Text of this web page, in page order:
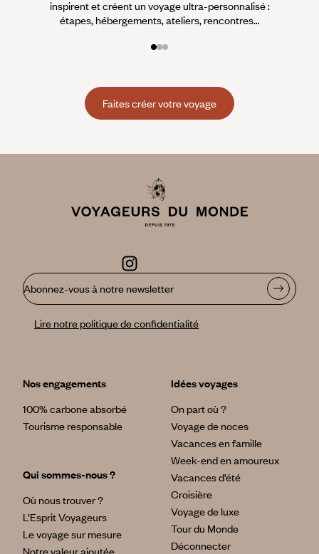
inspirent et créent un voyage ultra-personnalisé :
étapes, hébergements, ateliers, rencontres…
Faites créer votre voyage
Abonnez-vous à notre newsletter
Lire notre politique de confidentialité
Nos engagements
100% carbone absorbé
Tourisme responsable
Qui sommes-nous ?
Où nous trouver ?
L’Esprit Voyageurs
Le voyage sur mesure
Notre valeur ajoutée
Idées voyages
On part où ?
Voyage de noces
Vacances en famille
Week-end en amoureux
Vacances d’été
Croisière
Voyage de luxe
Tour du Monde
Déconnecter